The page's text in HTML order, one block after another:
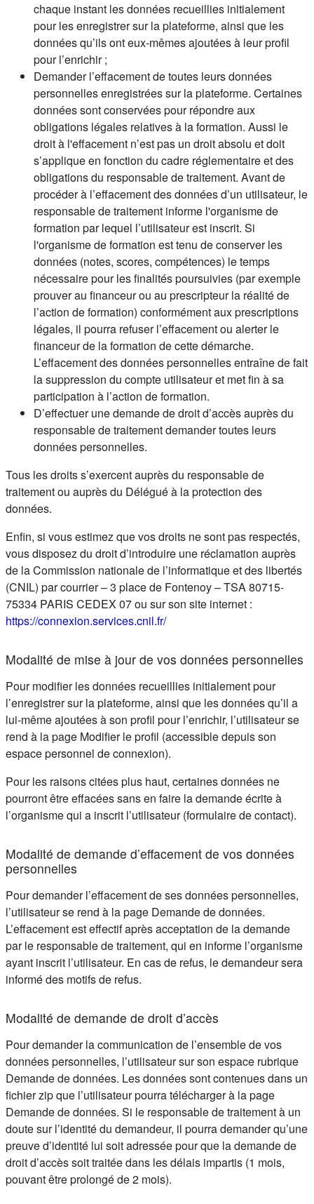
chaque instant les données recueillies initialement
pour les enregistrer sur la plateforme, ainsi que les
données qu’ils ont eux-mêmes ajoutées à leur profil
pour l’enrichir ;
Demander l’effacement de toutes leurs données
personnelles enregistrées sur la plateforme. Certaines
données sont conservées pour répondre aux
obligations légales relatives à la formation. Aussi le
droit à l'effacement n’est pas un droit absolu et doit
s’applique en fonction du cadre réglementaire et des
obligations du responsable de traitement. Avant de
procéder à l’effacement des données d’un utilisateur, le
responsable de traitement informe l'organisme de
formation par lequel l’utilisateur est inscrit. Si
l'organisme de formation est tenu de conserver les
données (notes, scores, compétences) le temps
nécessaire pour les finalités poursuivies (par exemple
prouver au financeur ou au prescripteur la réalité de
l’action de formation) conformément aux prescriptions
légales, il pourra refuser l’effacement ou alerter le
financeur de la formation de cette démarche.
L’effacement des données personnelles entraîne de fait
la suppression du compte utilisateur et met fin à sa
participation à l’action de formation.
D’effectuer une demande de droit d’accès auprès du
responsable de traitement demander toutes leurs
données personnelles.
Tous les droits s’exercent auprès du responsable de
traitement ou auprès du Délégué à la protection des
données.
Enfin, si vous estimez que vos droits ne sont pas respectés,
vous disposez du droit d’introduire une réclamation auprès
de la Commission nationale de l’informatique et des libertés
(CNIL) par courrier – 3 place de Fontenoy – TSA 80715-
75334 PARIS CEDEX 07 ou sur son site internet :
https://connexion.services.cnil.fr/(s'ouvre dans un nouvel
Modalité de mise à jour de vos données personnelles
Pour modifier les données recueillies initialement pour
l’enregistrer sur la plateforme, ainsi que les données qu’il a
lui-même ajoutées à son profil pour l’enrichir, l’utilisateur se
rend à la page Modifier le profil (accessible depuis son
espace personnel de connexion).
Pour les raisons citées plus haut, certaines données ne
pourront être effacées sans en faire la demande écrite à
l’organisme qui a inscrit l’utilisateur (formulaire de contact).
Modalité de demande d’effacement de vos données
personnelles
Pour demander l’effacement de ses données personnelles,
l’utilisateur se rend à la page Demande de données.
L’effacement est effectif après acceptation de la demande
par le responsable de traitement, qui en informe l’organisme
ayant inscrit l’utilisateur. En cas de refus, le demandeur sera
informé des motifs de refus.
Modalité de demande de droit d’accès
Pour demander la communication de l’ensemble de vos
données personnelles, l’utilisateur sur son espace rubrique
Demande de données. Les données sont contenues dans un
fichier zip que l’utilisateur pourra télécharger à la page
Demande de données. Si le responsable de traitement à un
doute sur l’identité du demandeur, il pourra demander qu’une
preuve d’identité lui soit adressée pour que la demande de
droit d’accès soit traitée dans les délais impartis (1 mois,
pouvant être prolongé de 2 mois).